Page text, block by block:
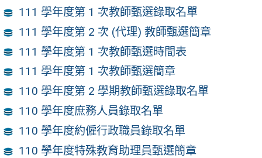
111 學年度第 1 次教師甄選錄取名單
111 學年度第 2 次 (代理) 教師甄選簡章
111 學年度第 1 次教師甄選時間表
111 學年度第 1 次教師甄選簡章
110 學年度第 2 學期教師甄選錄取名單
110 學年度庶務人員錄取名單
110 學年度約僱行政職員錄取名單
110 學年度特殊教育助理員甄選簡章